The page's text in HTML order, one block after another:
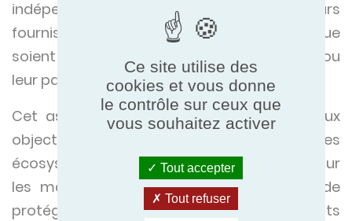
indépendante, qui permet aux meilleurs
fournisseurs d'être compétitifs, quels que
soient leurs choix technologiques, leur taille ou
leur pays d'origine.
Cet aspect fondamental est conforme aux
objectifs de l'AEEE de favoriser des
écosystèmes industriels durables, fiables pour
les marchés locaux et d'exportation, et de
protéger les consommateurs des produits
Ce site utilise des
cookies et vous donne
le contrôle sur ceux que
vous souhaitez activer
Tout accepter
Tout refuser